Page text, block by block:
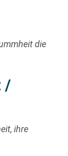
die
/
ihre